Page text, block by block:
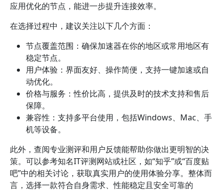
应用优化的节点，能进一步提升连接效率。
在选择过程中，建议关注以下几个方面：
节点覆盖范围：确保加速器在你的地区或常用地区有
稳定节点。
用户体验：界面友好、操作简便，支持一键加速或自
动优化。
价格与服务：性价比高，提供及时的技术支持和售后
保障。
兼容性：支持多平台使用，包括Windows、Mac、手
机等设备。
此外，查阅专业测评和用户反馈能帮助你做出更明智的决
策。可以参考知名IT评测网站或社区，如“知乎”或“百度贴
吧”中的相关讨论，获取真实用户的使用体验分享。整体而
言，选择一款符合自身需求、性能稳定且安全可靠的